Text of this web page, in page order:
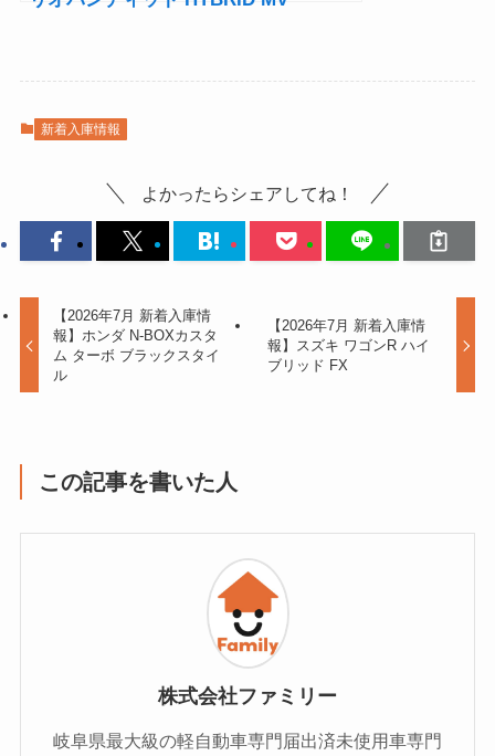
新着入庫情報
よかったらシェアしてね！
【2026年7月 新着入庫情
報】ホンダ N-BOXカスタ
ム ターボ ブラックスタイ
ル
【2026年7月 新着入庫情
報】スズキ ワゴンR ハイ
ブリッド FX
この記事を書いた人
株式会社ファミリー
岐阜県最大級の軽自動車専門届出済未使用車専門